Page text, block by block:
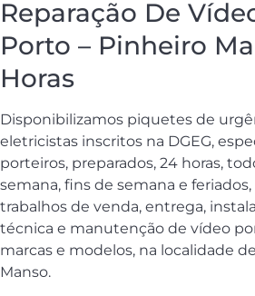
Reparação De
Porto – Pinheiro
Horas
Disponibilizamos piquetes de
eletricistas inscritos na DGEG,
porteiros, preparados, 24 horas,
semana, fins de semana e
trabalhos de venda, entrega,
técnica e manutenção de vídeo
marcas e modelos, na localidade
Manso.